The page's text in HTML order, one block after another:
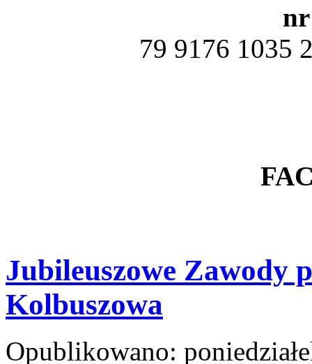
79 9176 1035
Jubileuszowe Zawody
Kolbuszowa
Opublikowano: